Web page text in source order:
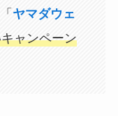
ヤマダウェ
ャンペーン